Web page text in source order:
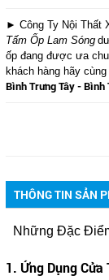
► Công Ty Nội Thất
Tấm Ốp Lam Sóng
ốp đang được ưa
khách hàng hãy
Bình Trưng Tây -
THÔNG TIN SẢN
Những Đặc
1. Ứng Dụng